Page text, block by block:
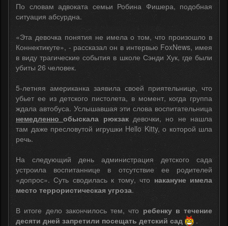
По словам адвоката семьи Робина Фишера, подобная
ситуация абсурдна.
«Эта девочка понятия не имела о том, что произошло в
Коннектикуте», - рассказал он в интервью FoxNews, имея
в виду трагические события в школе Сэнди Хук, где были
убиты 26 человек.
5-летняя американка заявила своей приятельнице, что
убьет ее из детского пистолета, в момент, когда группа
ждала автобуса. Услышавшая эти слова воспитательница
немедленнообыскала рюкзак девочки, но не нашла
там даже пресловутой игрушки Hello Kitty, о которой шла
речь.
На следующий день администрация детского сада
устроила воспитаннице в отсутствие ее родителей
«допрос». Суть сводилась к тому, что накануне имела
место террористическая угроза.
В итоге дело закончилось тем, что ребенку в течение
десяти дней запретили посещать детский сад
.